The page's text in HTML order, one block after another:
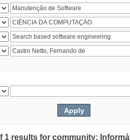
1 results for community: